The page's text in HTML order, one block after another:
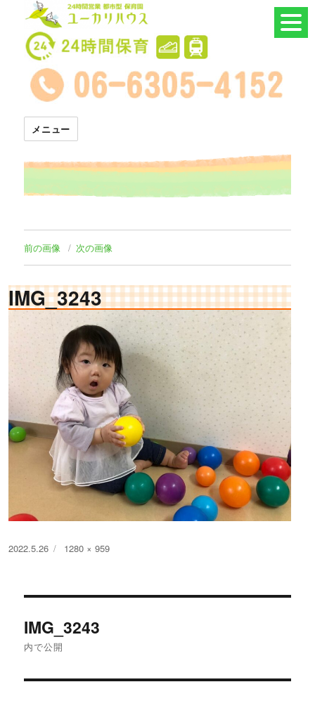
24時間託児所 ユーカリハウス
メニュー
前の画像 次の画像
IMG_3243
投
2022.5.26
フ
イ
1280 × 959
稿
IMG_3243
内で公開